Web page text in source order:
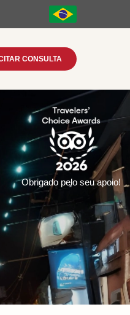
CONSULTA
Obrigado pelo seu apoio!